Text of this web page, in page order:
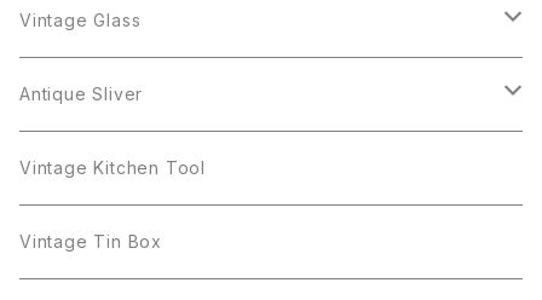
Gerry's
Giovanni
Sarah Coventry
Crown Trifari
Danecraft
Gerry's
Giovanni
W.Gemany
植物モチーフ
BSK
STAR
Rhinestone
Sarah Coventry
STAR
Trifari
Antique Silver
Pot
Mag Cup
Vase
Plate
arcopal
Figgjo
BILTONS
Vintage Glass
iittala
Luminarc
arcoroc
Antique Sliver
Pot
Milk Pot
Vintage Kitchen Tool
Vintage Tin Box